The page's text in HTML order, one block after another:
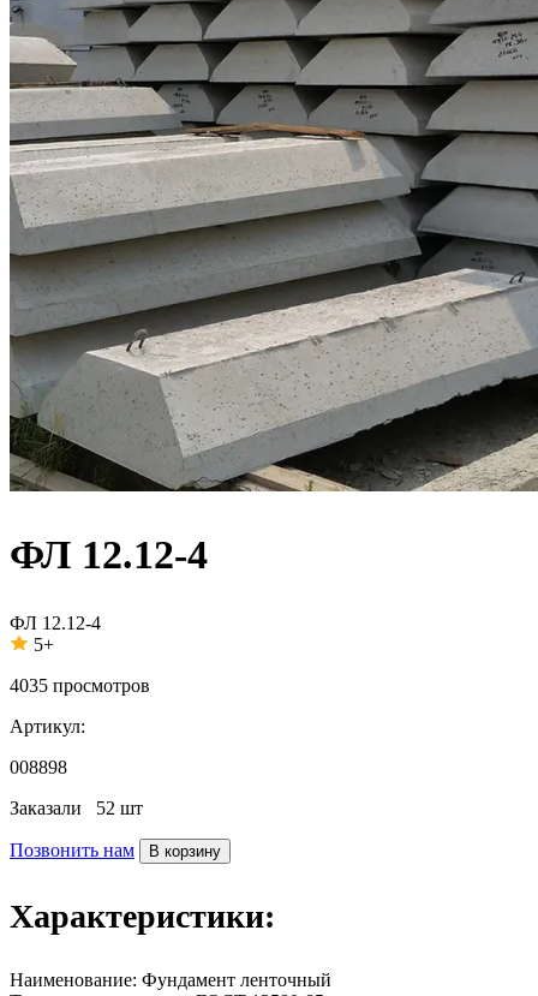
ФЛ 12.12-4
ФЛ 12.12-4
5+
4035 просмотров
Артикул:
008898
Заказали 52 шт
Позвонить нам В корзину
Характеристики:
Наименование: Фундамент ленточный